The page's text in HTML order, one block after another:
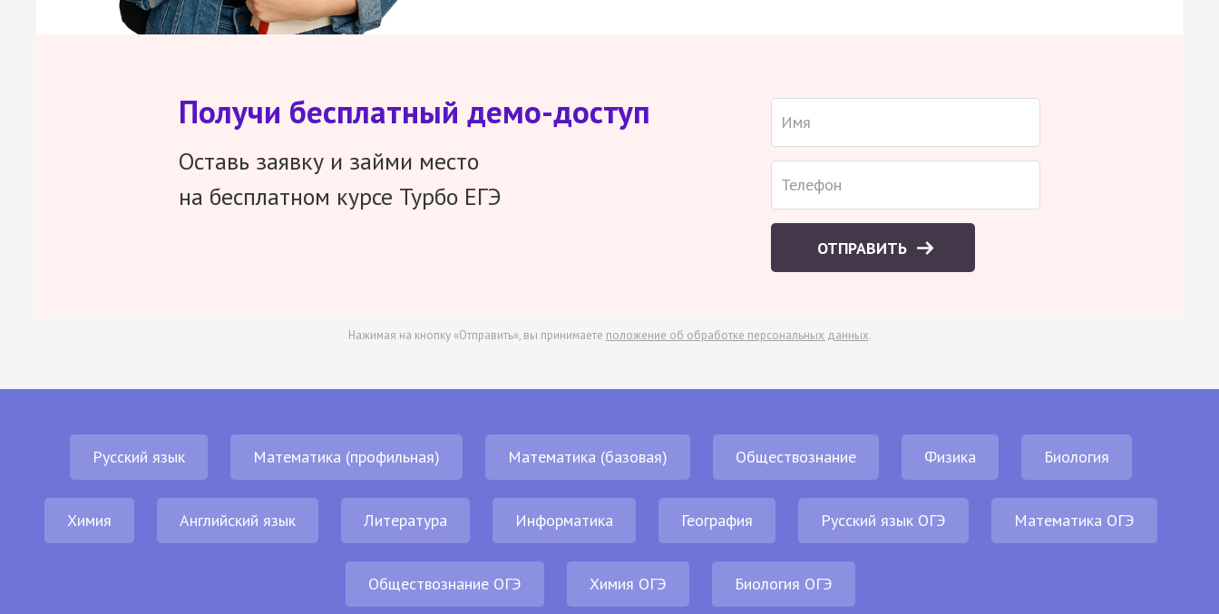
Получи бесплатный демо-доступ
Оставь заявку и займи место
на бесплатном курсе Турбо ЕГЭ
ОТПРАВИТЬ
Нажимая на кнопку «Отправить», вы принимаете положение об обработке персональных данных.
Русский язык Математика (профильная) Математика (базовая) Обществознание Физика Биология
Химия Английский язык Литература Информатика География Русский язык ОГЭ Математика ОГЭ
Обществознание ОГЭ Химия ОГЭ Биология ОГЭ